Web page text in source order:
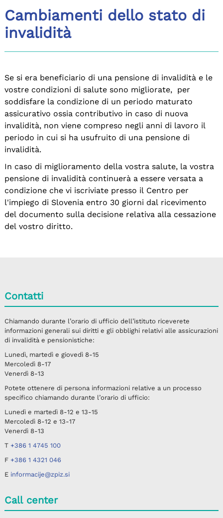
Cambiamenti dello stato di
invalidità
Se si era beneficiario di una pensione di invalidità e le
vostre condizioni di salute sono migliorate, per
soddisfare la condizione di un periodo maturato
assicurativo ossia contributivo in caso di nuova
invalidità, non viene compreso negli anni di lavoro il
periodo in cui si ha usufruito di una pensione di
invalidità.
In caso di miglioramento della vostra salute, la vostra
pensione di invalidità continuerà a essere versata a
condizione che vi iscriviate presso il Centro per
l'impiego di Slovenia entro 30 giorni dal ricevimento
del documento sulla decisione relativa alla cessazione
del vostro diritto.
Contatti
Chiamando durante l’orario di ufficio dell’istituto riceverete
informazioni generali sui diritti e gli obblighi relativi alle assicurazioni
di invalidità e pensionistiche:
Lunedì, martedì e giovedì 8-15
Mercoledì 8-17
Venerdì 8-13
Potete ottenere di persona informazioni relative a un processo
specifico chiamando durante l’orario di ufficio:
Lunedì e martedì 8-12 e 13-15
Mercoledì 8-12 e 13-17
Venerdì 8-13
T +386 1 4745 100
F +386 1 4321 046
E informacije@zpiz.si
Call center